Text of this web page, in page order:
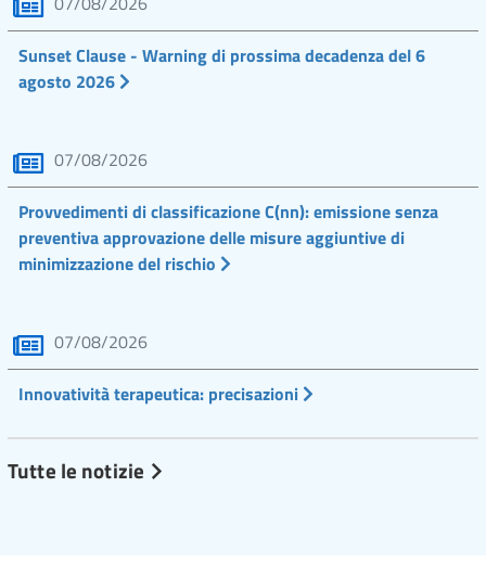
Sunset Clause - Warning di prossima decadenza del 6
agosto 2026
07/08/2026
Provvedimenti di classificazione C(nn): emissione senza
preventiva approvazione delle misure aggiuntive di
minimizzazione del rischio
07/08/2026
Innovatività terapeutica: precisazioni
Tutte le notizie